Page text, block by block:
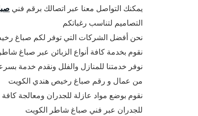
يمكنك التواصل معنا عبر اتصالك برقم فني
التصاميم لتناسب رغباتكم
نحن أفضل الشركات التي توفر لكم صباغ
نقوم بخدمة كافة أنواع الزبائن عبر صباغ
نوفر خدمتنا للمنازل والفلل ونقدم خدمة
من عمال و رقم صباغ رخيص هندي الكويت
نقوم بوضع مواد عازلة للجدران ومعالجة
للجدران عبر فني صباغ شاطر الكويت